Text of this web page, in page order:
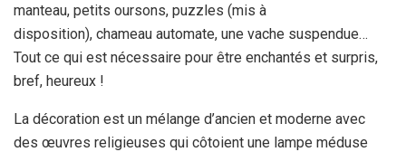
manteau, petits oursons, puzzles (mis à
disposition), chameau automate, une vache suspendue…
Tout ce qui est nécessaire pour être enchantés et surpris,
bref, heureux !
La décoration est un mélange d’ancien et moderne avec
des œuvres religieuses qui côtoient une lampe méduse